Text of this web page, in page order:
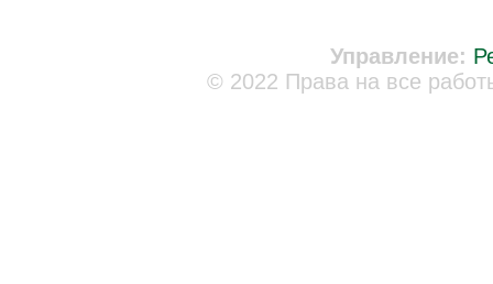
Управление:
© 2022 Права на все